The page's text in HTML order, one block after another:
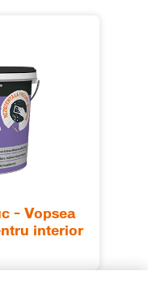
– Vopsea
interior